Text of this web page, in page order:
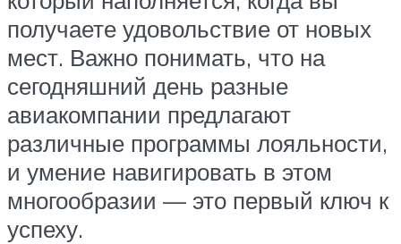
получаете удовольствие от новых
мест. Важно понимать, что на
сегодняшний день разные
авиакомпании предлагают
различные программы лояльности,
и умение навигировать в этом
многообразии — это первый ключ к
успеху.